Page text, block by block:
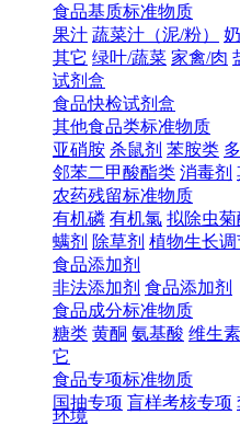
食品基质标准物质
果汁 蔬菜汁（泥/粉）
其它 绿叶/蔬菜 家禽/肉
试剂盒
食品快检试剂盒
其他食品类标准物质
亚硝胺 杀鼠剂 苯胺类
邻苯二甲酸酯类 消毒剂
农药残留标准物质
有机磷 有机氯 拟除虫菊
螨剂 除草剂 植物生长调
食品添加剂
非法添加剂 食品添加剂
食品成分标准物质
糖类 黄酮 氨基酸 维生素
它
食品专项标准物质
国抽专项 盲样考核专项
环境